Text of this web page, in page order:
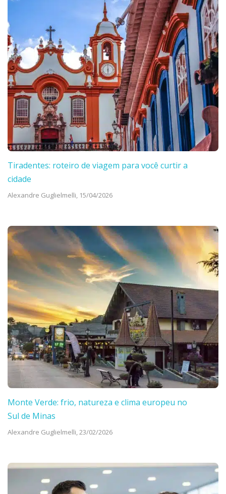
Tiradentes: roteiro de viagem para você curtir a
cidade
Alexandre Guglielmelli, 15/04/2026
Monte Verde: frio, natureza e clima europeu no
Sul de Minas
Alexandre Guglielmelli, 23/02/2026